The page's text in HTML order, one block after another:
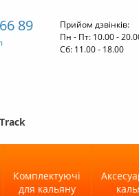
89
Прийом дзвінків:
Пн - Пт: 10.00 -
Cб: 11.00 - 18.00
Комплектуючі
для кальяну